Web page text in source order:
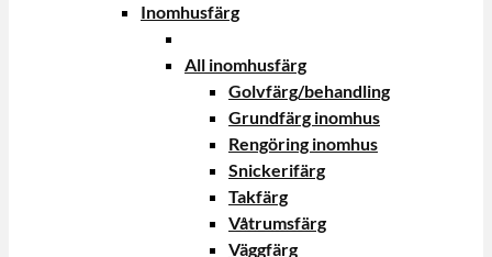
Inomhusfärg
All inomhusfärg
Golvfärg/behandling
Grundfärg inomhus
Rengöring inomhus
Snickerifärg
Takfärg
Våtrumsfärg
Väggfärg